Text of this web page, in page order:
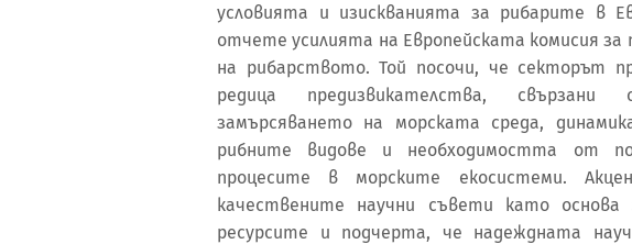
условията и изискванията за рибарите в
отчете усилията на Европейската комисия
на рибарството. Той посочи, че секторът
редица предизвикателства,
замърсяването на морската среда,
рибните видове и необходимостта от
процесите в морските екосистеми.
качествените научни съвети като основа
ресурсите и подчерта, че надеждната